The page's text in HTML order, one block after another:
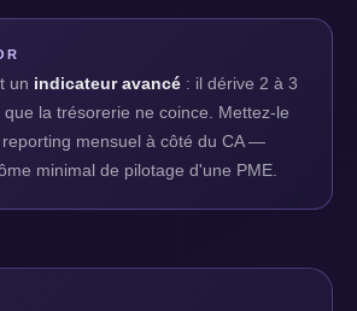
un indicateur avancé : il dérive 2 à 3
que la trésorerie ne coince. Mettez-le
mensuel à côté du CA —
minimal de pilotage d'une PME.